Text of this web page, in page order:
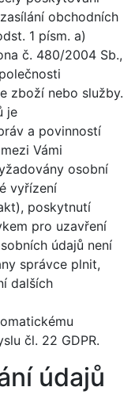
obchodních
1 písm. a)
č. 480/2004 Sb.,
zboží nebo služby.
je
a povinností
Vámi
osobní
vyřízení
poskytnutí
pro uzavření
údajů není
správce plnit,
dalších
čl. 22 GDPR.
údajů